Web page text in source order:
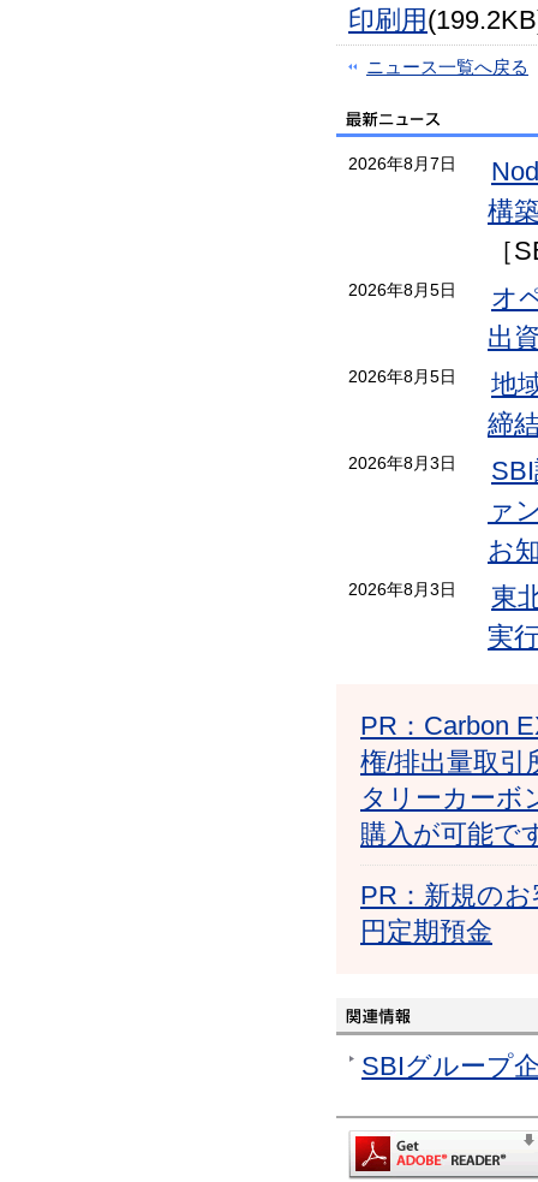
印刷用
ニュース一覧へ戻る
2026年8月7日
構
［
2026年8月5日
オ
出
2026年8月5日
地
締
2026年8月3日
ァ
お
2026年8月3日
東
実
PR：Carbon
権/排出量取引
タリーカーボ
購入が可能で
PR：新規の
円定期預金
SBIグループ